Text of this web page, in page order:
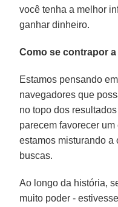
você tenha a melhor
ganhar dinheiro.
Como se contrapor
Estamos pensando
navegadores que
no topo dos
parecem favorecer
estamos misturando a
buscas.
Ao longo da história,
muito poder -